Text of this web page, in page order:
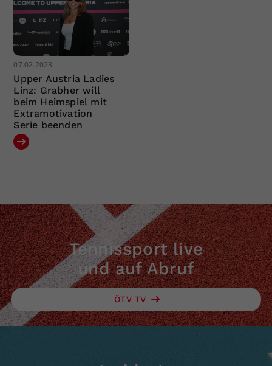
07.02.2023
Upper Austria Ladies
Linz: Grabher will
beim Heimspiel mit
Extramotivation
Serie beenden
Tennissport live
und auf Abruf
ÖTV TV